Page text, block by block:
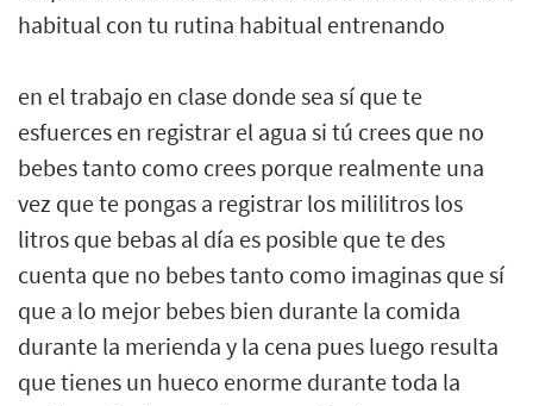
habitual con tu rutina habitual entrenando
en el trabajo en clase donde sea sí que te
esfuerces en registrar el agua si tú crees que no
bebes tanto como crees porque realmente una
vez que te pongas a registrar los mililitros los
litros que bebas al día es posible que te des
cuenta que no bebes tanto como imaginas que sí
que a lo mejor bebes bien durante la comida
durante la merienda y la cena pues luego resulta
que tienes un hueco enorme durante toda la